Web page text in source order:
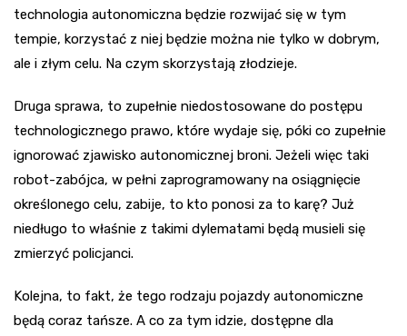
technologia autonomiczna będzie rozwijać się w tym
tempie, korzystać z niej będzie można nie tylko w dobrym,
ale i złym celu. Na czym skorzystają złodzieje.
Druga sprawa, to zupełnie niedostosowane do postępu
technologicznego prawo, które wydaje się, póki co zupełnie
ignorować zjawisko autonomicznej broni. Jeżeli więc taki
robot-zabójca, w pełni zaprogramowany na osiągnięcie
określonego celu, zabije, to kto ponosi za to karę? Już
niedługo to właśnie z takimi dylematami będą musieli się
zmierzyć policjanci.
Kolejna, to fakt, że tego rodzaju pojazdy autonomiczne
będą coraz tańsze. A co za tym idzie, dostępne dla